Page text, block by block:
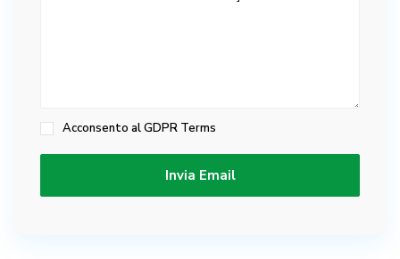
Acconsento alGDPR Terms